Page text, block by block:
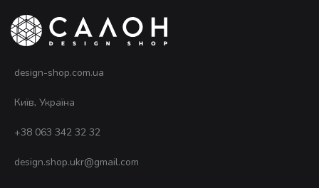
design-shop.com.ua
Київ, Україна
+38 063 342 32 32
design.shop.ukr@gmail.com